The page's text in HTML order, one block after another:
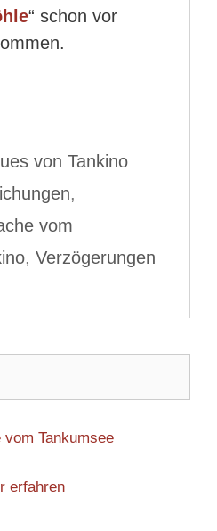
“ schon vor
von Tankino
,
vom
, Verzögerungen
erfahren